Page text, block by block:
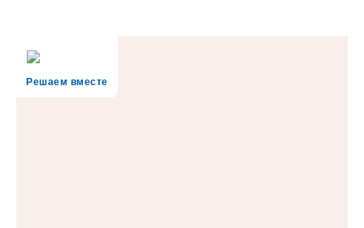
Решаем вместе